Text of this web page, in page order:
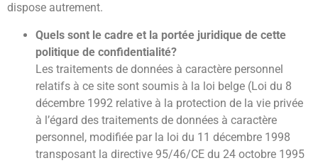
dispose autrement.
Quels sont le cadre et la portée juridique de cette
politique de confidentialité?
Les traitements de données à caractère personnel
relatifs à ce site sont soumis à la loi belge (Loi du 8
décembre 1992 relative à la protection de la vie privée
à l’égard des traitements de données à caractère
personnel, modifiée par la loi du 11 décembre 1998
transposant la directive 95/46/CE du 24 octobre 1995